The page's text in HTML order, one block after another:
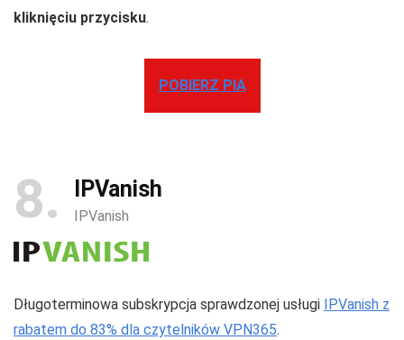
kliknięciu przycisku.
POBIERZ PIA
8 IPVanish
IPVanish
Długoterminowa subskrypcja sprawdzonej usługi
IPVanish z
rabatem do 83% dla czytelników VPN365.